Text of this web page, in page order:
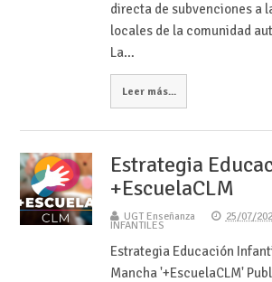
directa de subvenciones a
locales de la comunidad
La…
Leer más...
Estrategia
+EscuelaCLM
UGT Enseñanza 25/07/
INFANTILES
Estrategia Educación
Mancha '+EscuelaCLM'